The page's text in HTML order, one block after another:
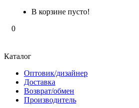
В корзине пусто!
0
Каталог
Оптовик/дизайнер
Доставка
Возврат/обмен
Производитель